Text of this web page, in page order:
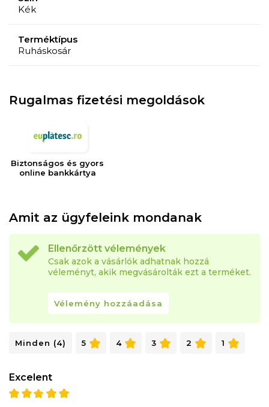
Kék
Terméktípus
Ruháskosár
Rugalmas fizetési megoldások
Biztonságos és gyors
online bankkártya
Amit az ügyfeleink mondanak
Ellenőrzött vélemények
Csak azok a vásárlók adhatnak hozzá
véleményt, akik megvásárolták ezt a terméket.
Vélemény hozzáadása
Minden (4) 5 4 3 2 1
Excelent